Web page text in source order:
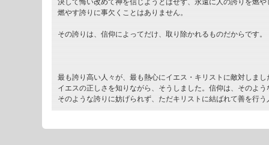
決して悔い改めて神を信じようとはせず、永遠に人の誇りを燃や
燃やす誇りに事欠くことはありません。
その誇りは、信仰によってだけ、取り除かれるものだからです。
最も誇り高い人々が、最も熱心にイエス・キリストに敵対しまし
イエスの正しさを知りながら、そうしました。信仰は、そのよ
そのような誇りに妨げられず、ただキリストに結ばれて善を行